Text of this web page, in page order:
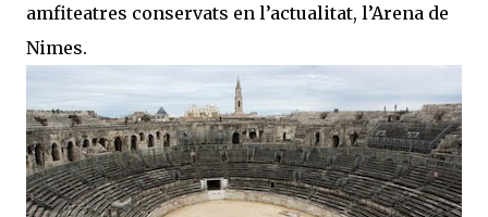
amfiteatres conservats en l’actualitat, l’Arena de
Nimes.